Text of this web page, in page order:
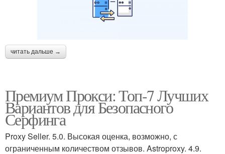
читать дальше →
Премиум Прокси: Топ-7 Лучших
Вариантов для Безопасного
Серфинга
Proxy Seller. 5.0. Высокая оценка, возможно, с
ограниченным количеством отзывов. Astroproxy. 4.9.